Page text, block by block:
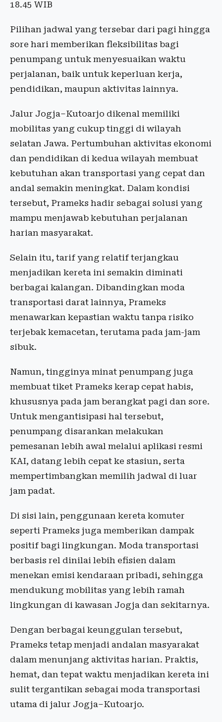
18.45 WIB
Pilihan jadwal yang tersebar dari pagi hingga
sore hari memberikan fleksibilitas bagi
penumpang untuk menyesuaikan waktu
perjalanan, baik untuk keperluan kerja,
pendidikan, maupun aktivitas lainnya.
Jalur Jogja–Kutoarjo dikenal memiliki
mobilitas yang cukup tinggi di wilayah
selatan Jawa. Pertumbuhan aktivitas ekonomi
dan pendidikan di kedua wilayah membuat
kebutuhan akan transportasi yang cepat dan
andal semakin meningkat. Dalam kondisi
tersebut, Prameks hadir sebagai solusi yang
mampu menjawab kebutuhan perjalanan
harian masyarakat.
Selain itu, tarif yang relatif terjangkau
menjadikan kereta ini semakin diminati
berbagai kalangan. Dibandingkan moda
transportasi darat lainnya, Prameks
menawarkan kepastian waktu tanpa risiko
terjebak kemacetan, terutama pada jam-jam
sibuk.
Namun, tingginya minat penumpang juga
membuat tiket Prameks kerap cepat habis,
khususnya pada jam berangkat pagi dan sore.
Untuk mengantisipasi hal tersebut,
penumpang disarankan melakukan
pemesanan lebih awal melalui aplikasi resmi
KAI, datang lebih cepat ke stasiun, serta
mempertimbangkan memilih jadwal di luar
jam padat.
Di sisi lain, penggunaan kereta komuter
seperti Prameks juga memberikan dampak
positif bagi lingkungan. Moda transportasi
berbasis rel dinilai lebih efisien dalam
menekan emisi kendaraan pribadi, sehingga
mendukung mobilitas yang lebih ramah
lingkungan di kawasan Jogja dan sekitarnya.
Dengan berbagai keunggulan tersebut,
Prameks tetap menjadi andalan masyarakat
dalam menunjang aktivitas harian. Praktis,
hemat, dan tepat waktu menjadikan kereta ini
sulit tergantikan sebagai moda transportasi
utama di jalur Jogja–Kutoarjo.